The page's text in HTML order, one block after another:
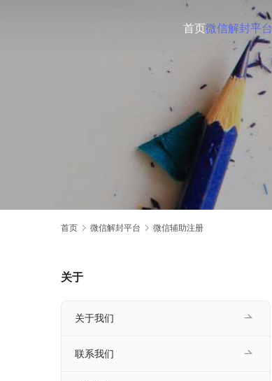
首页微信解封平台
首页 微信解封平台 微信辅助注册
关于
关于我们
联系我们